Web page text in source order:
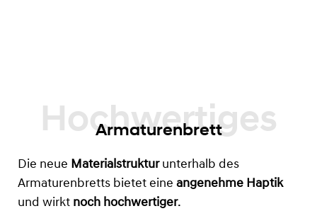
Armaturenbrett
Die neue Materialstrukturunterhalb des
Armaturenbretts bietet eine angenehme Haptik
und wirkt noch hochwertiger.